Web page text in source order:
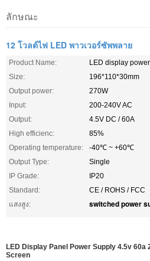
ลักษณะ
12 โวลต์ไฟ LED พาวเวอร์ซัพพลาย
Product Name:
LED display
Size:
196*110*30mm
Output power:
270W
Input:
200-240V AC
Output:
4.5V DC / 60A
High efficienc:
85%
Operating temperature:
-40℃ ~ +60℃
Output Type:
Single
IP Grade:
IP20
Standard:
CE / ROHS / FCC
แสงสูง:
switched power
LED Display Panel Power Supply 4.5v
Screen